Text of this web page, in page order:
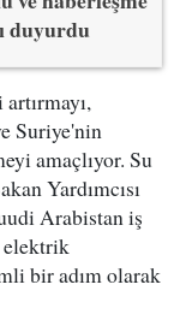
duyurdu
Suriye'nin
amaçlıyor. Su
Yardımcısı
Arabistan iş
elektrik
bir adım olarak